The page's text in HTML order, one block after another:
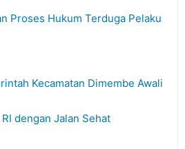
Proses Hukum Terduga Pelaku
Kecamatan Dimembe Awali
dengan Jalan Sehat